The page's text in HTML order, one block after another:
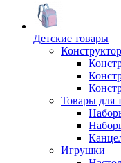
Детские товары
Товары для
Игрушки